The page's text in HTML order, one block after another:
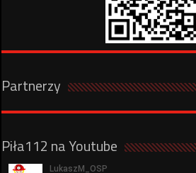
Partnerzy
Piła112 na Youtube